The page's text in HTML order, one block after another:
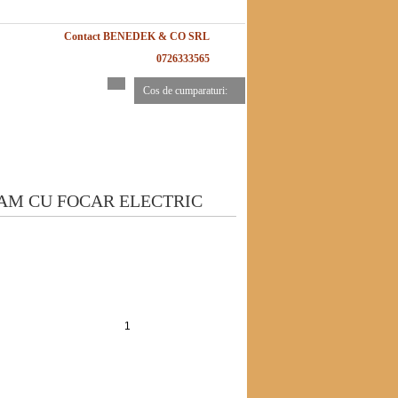
Contact BENEDEK & CO SRL
0726333565
Cos de cumparaturi:
CU FOCAR ELECTRIC